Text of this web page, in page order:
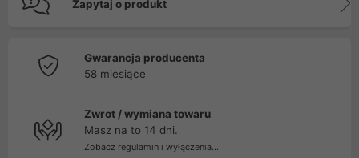
Zapytaj o produkt
Gwarancja producenta
58 miesiące
Zwrot / wymiana towaru
Masz na to 14 dni.
Zobacz regulamin i wyłączenia...